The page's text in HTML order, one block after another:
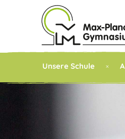
Unsere Schule